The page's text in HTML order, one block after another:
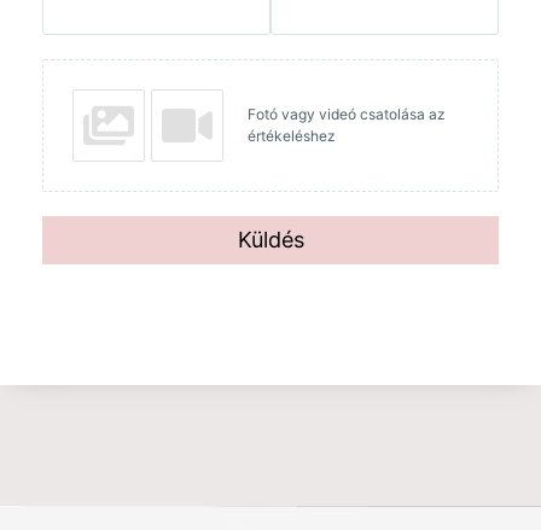
Fotó vagy videó csatolása az
értékeléshez
Küldés